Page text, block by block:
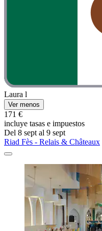
Laura l
Ver menos
171 €
incluye tasas e impuestos
Del 8 sept al 9 sept
Riad Fès - Relais & Châteaux